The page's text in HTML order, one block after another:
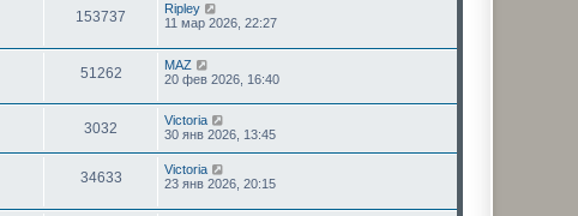
153737
Ripley
11 мар 2026, 22:27
51262
MAZ
20 фев 2026, 16:40
3032
Victoria
30 янв 2026, 13:45
34633
Victoria
23 янв 2026, 20:15